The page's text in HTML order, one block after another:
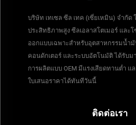
บริษัท เทเซล ซีล เทค (เซี่ยเหมิน) จำกัด
ประสิทธิภาพสูง ซีลเอลาสโตเมอร์ และ
ออกแบบเฉพาะสำหรับอุตสาหกรรมน้ำ
คอนดักเตอร์ และระบบอัตโนมัติ ได้รับม
การผลิตแบบ OEM มีแรงเสียดทานต่ำ แ
ใบเสนอราคาได้ทันทีวันนี้
ติดต่อเรา